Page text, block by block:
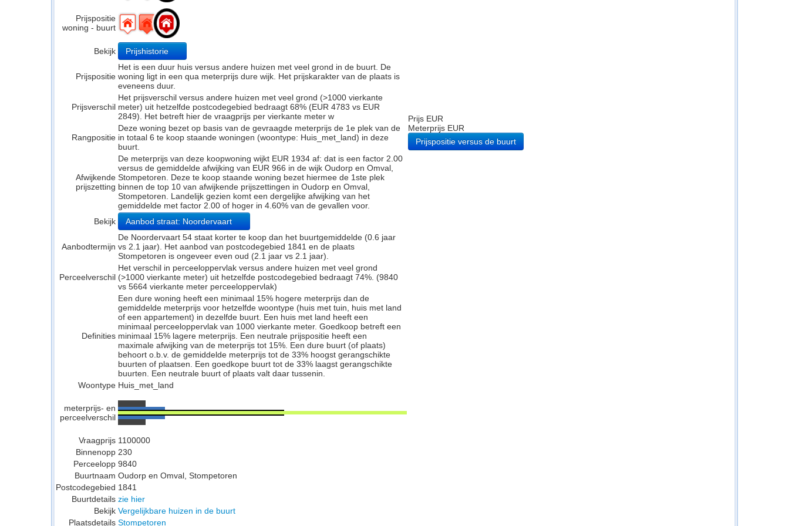
Prijspositie
woning - buurt
Bekijk Prijshistorie
Prijspositie
Het is een duur huis versus andere huizen met veel grond in de buurt. De
woning ligt in een qua meterprijs dure wijk. Het prijskarakter van de plaats is
eveneens duur.
Prijsverschil
Het prijsverschil versus andere huizen met veel grond (>1000 vierkante
meter) uit hetzelfde postcodegebied bedraagt 68% (EUR 4783 vs EUR
2849). Het betreft hier de vraagprijs per vierkante meter w
Rangpositie
Deze woning bezet op basis van de gevraagde meterprijs de 1e plek van de
in totaal 6 te koop staande woningen (woontype: Huis_met_land) in deze
buurt.
Afwijkende
prijszetting
De meterprijs van deze koopwoning wijkt EUR 1934 af: dat is een factor 2.00
versus de gemiddelde afwijking van EUR 966 in de wijk Oudorp en Omval,
Stompetoren. Deze te koop staande woning bezet hiermee de 1ste plek
binnen de top 10 van afwijkende prijszettingen in Oudorp en Omval,
Stompetoren. Landelijk gezien komt een dergelijke afwijking van het
gemiddelde met factor 2.00 of hoger in 4.60% van de gevallen voor.
Bekijk
Aanbod straat: Noordervaart
Aanbodtermijn
De Noordervaart 54 staat korter te koop dan het buurtgemiddelde (0.6 jaar
vs 2.1 jaar). Het aanbod van postcodegebied 1841 en de plaats
Stompetoren is ongeveer even oud (2.1 jaar vs 2.1 jaar).
Perceelverschil
Het verschil in perceeloppervlak versus andere huizen met veel grond
(>1000 vierkante meter) uit hetzelfde postcodegebied bedraagt 74%. (9840
vs 5664 vierkante meter perceeloppervlak)
Definities
Een dure woning heeft een minimaal 15% hogere meterprijs dan de
gemiddelde meterprijs voor hetzelfde woontype (huis met tuin, huis met land
of een appartement) in dezelfde buurt. Een huis met land heeft een
minimaal perceeloppervlak van 1000 vierkante meter. Goedkoop betreft een
minimaal 15% lagere meterprijs. Een neutrale prijspositie heeft een
maximale afwijking van de meterprijs tot 15%. Een dure buurt (of plaats)
behoort o.b.v. de gemiddelde meterprijs tot de 33% hoogst gerangschikte
buurten of plaatsen. Een goedkope buurt tot de 33% laagst gerangschikte
buurten. Een neutrale buurt of plaats valt daar tussenin.
Woontype Huis_met_land
meterprijs- en
perceelverschil
Vraagprijs 1100000
Binnenopp 230
Perceelopp 9840
Buurtnaam Oudorp en Omval, Stompetoren
Postcodegebied 1841
Buurtdetails zie hier
Bekijk Vergelijkbare huizen in de buurt
Plaatsdetails Stompetoren
Prijs EUR
Meterprijs EUR
Prijspositie versus de buurt